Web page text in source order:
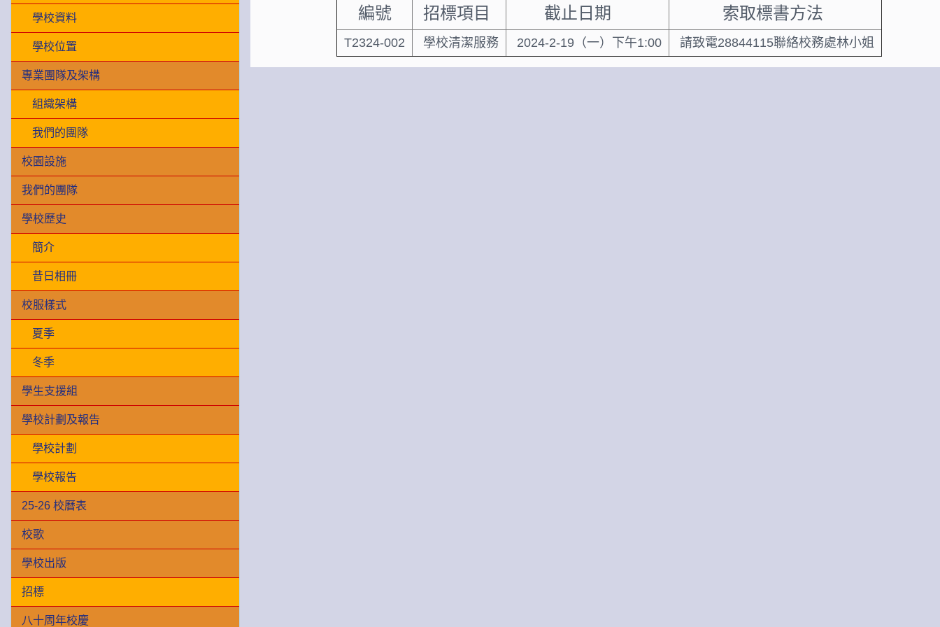
學校資料
學校位置
專業團隊及架構
組織架構
我們的團隊
校園設施
我們的團隊
學校歷史
簡介
昔日相冊
校服樣式
夏季
冬季
學生支援組
學校計劃及報告
學校計劃
學校報告
25-26 校曆表
校歌
學校出版
招標
八十周年校慶
編號 招標項目 截止日期 索取標書方法
T2324-002 學校清潔服務 2024-2-19（一）下午1:00 請致電28844115聯絡校務處林小姐